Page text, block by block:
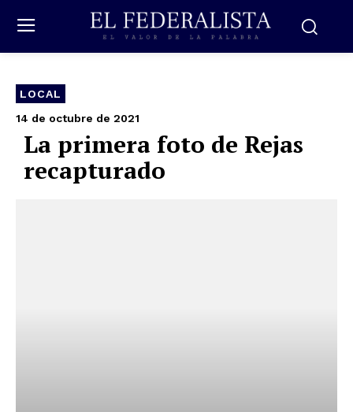
LOCAL
14 de octubre de 2021
La primera foto de Rejas
recapturado